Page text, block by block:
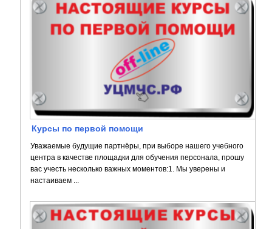
Курсы по первой помощи
Уважаемые будущие партнёры, при выборе нашего учебного
центра в качестве площадки для обучения персонала, прошу
вас учесть несколько важных моментов:1. Мы уверены и
настаиваем ...